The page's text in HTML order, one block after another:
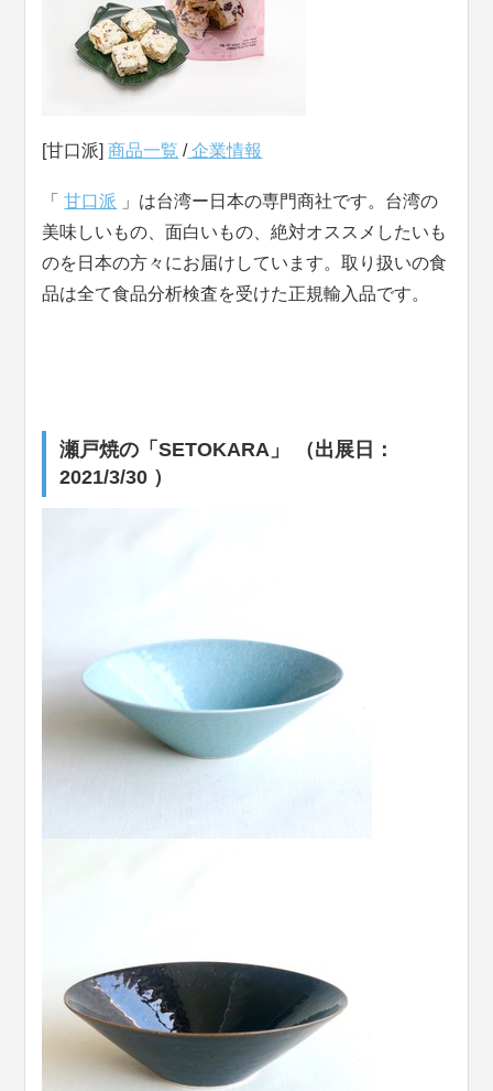
[甘口派]商品一覧 /企業情報
「甘口派 」は台湾ー日本の専門商社です。台湾の
美味しいもの、面白いもの、絶対オススメしたいも
のを日本の方々にお届けしています。取り扱いの食
品は全て食品分析検査を受けた正規輸入品です。
瀬戸焼の「SETOKARA」 （出展日：
2021/3/30 ）